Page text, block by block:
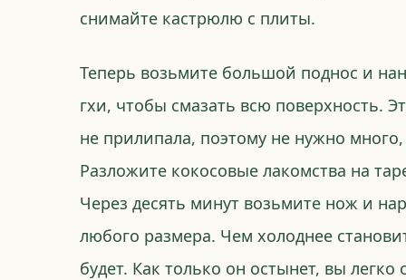
снимайте кастрюлю с плиты.
Теперь возьмите большой поднос и
гхи, чтобы смазать всю поверхность.
не прилипала, поэтому не нужно
Разложите кокосовые лакомства на
Через десять минут возьмите нож и
любого размера. Чем холоднее
будет. Как только он остынет, вы